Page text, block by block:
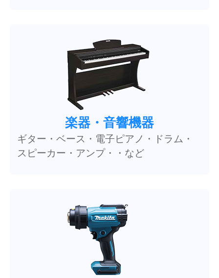
楽器・音響機器
ギター・ベース・電子ピアノ・ドラム・
スピーカー・アンプ・・など